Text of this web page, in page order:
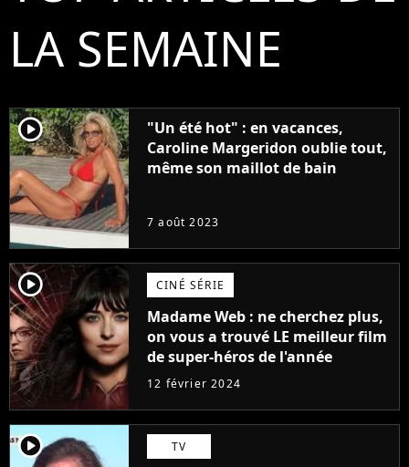
LA SEMAINE
player2
"Un été hot" : en vacances,
Caroline Margeridon oublie tout,
même son maillot de bain
7 août 2023
player2 CINÉ SÉRIE
Madame Web : ne cherchez plus,
on vous a trouvé LE meilleur film
de super-héros de l'année
12 février 2024
player2 TV